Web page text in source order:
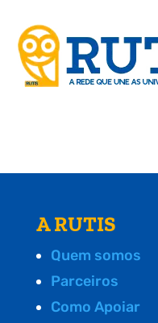
A RUTIS
Quem somos
Parceiros
Como Apoiar